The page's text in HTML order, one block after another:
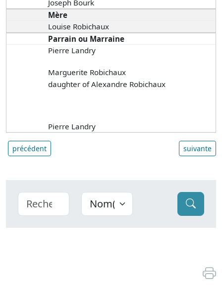
Joseph Bourk
Mère
Louise Robichaux
Parrain ou Marraine
Pierre Landry
Marguerite Robichaux
daughter of Alexandre Robichaux
Pierre Landry
précédent suivante